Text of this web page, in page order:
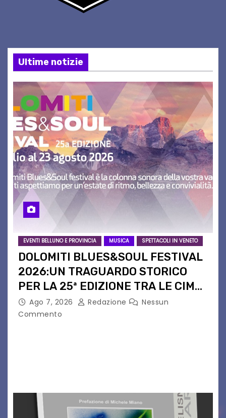
Ultime notizie
EVENTI BELLUNO E PROVINCIA MUSICA SPETTACOLI IN VENETO
DOLOMITI BLUES&SOUL FESTIVAL
2026:UN TRAGUARDO STORICO
PER LA 25ª EDIZIONE TRA LE CIME
PATRIMONIO UNESCO
Ago 7, 2026 Redazione
Nessun
Commento